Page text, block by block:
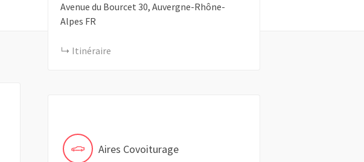
Avenue du Bourcet 30 Auvergne-Rhône-
Alpes FR
Itinéraire
Aires Covoiturage